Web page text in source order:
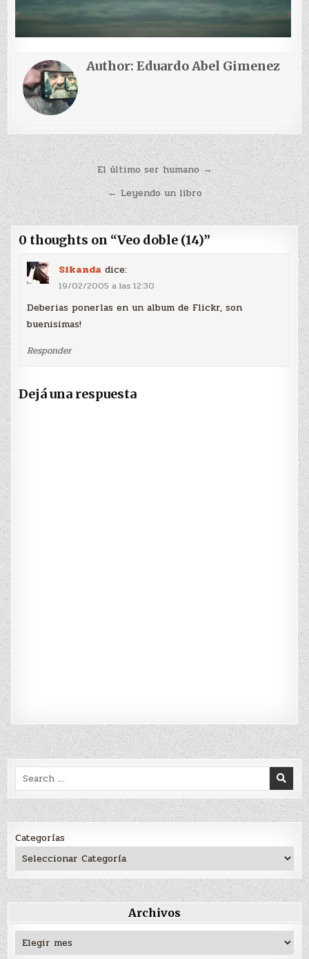
Author:Eduardo Abel Gimenez
Navegación
de
entradas
El último ser humano →
← Leyendo un libro
0 thoughts on “Veo doble (14)”
Sikanda dice:
19/02/2005 a las 12:30
Deberias ponerlas en un album de Flickr, son
buenisimas!
Responder
Dejá una respuesta
Search
for:
Categorías
Archivos
Archivos